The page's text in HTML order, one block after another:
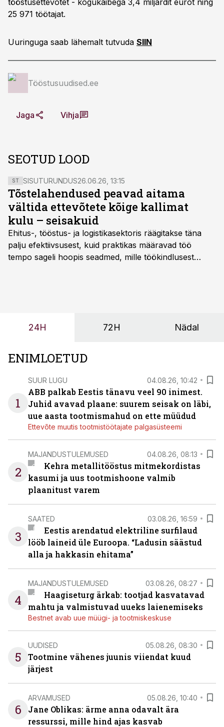
tööstusettevõtet - kogukäibega 3,4 miljardit eurot ning
25 971 töötajat.
Uuringuga saab lähemalt tutvuda SIIN
Tööstusuudised.ee
Jaga Vihja
SEOTUD LOOD
ST SISUTURUNDUS26.06.26, 13:15
Tõstelahendused peavad aitama
vältida ettevõtete kõige kallimat
kulu – seisakuid
Ehitus-, tööstus- ja logistikasektoris räägitakse täna
palju efektiivsusest, kuid praktikas määravad töö
tempo sageli hoopis seadmed, mille töökindlusest
24H 72H Nädal
ENIMLOETUD
1
SUUR LUGU 04.08.26, 10:42
ABB palkab Eestis tänavu veel 90 inimest.
Juhid avavad plaane: suurem seisak on läbi,
uue aasta tootmismahud on ette müüdud
Ettevõte muutis tootmistöötajate palgasüsteemi
2
MAJANDUSTULEMUSED 04.08.26, 08:13
Kehra metallitööstus mitmekordistas
kasumi ja uus tootmishoone valmib
plaanitust varem
3
SAATED 03.08.26, 16:59
Eestis arendatud elektriline surfilaud
lööb laineid üle Euroopa. “Ladusin säästud
alla ja hakkasin ehitama”
4
MAJANDUSTULEMUSED 03.08.26, 08:27
Haagiseturg ärkab: tootjad kasvatavad
mahtu ja valmistuvad uueks laienemiseks
Bestnet avab uue müügi- ja tootmiskeskuse
5
UUDISED 05.08.26, 08:30
Tootmine vähenes juunis viiendat kuud
järjest
6
ARVAMUSED 05.08.26, 10:40
Jane Oblikas: ärme anna odavalt ära
ressurssi, mille hind ajas kasvab